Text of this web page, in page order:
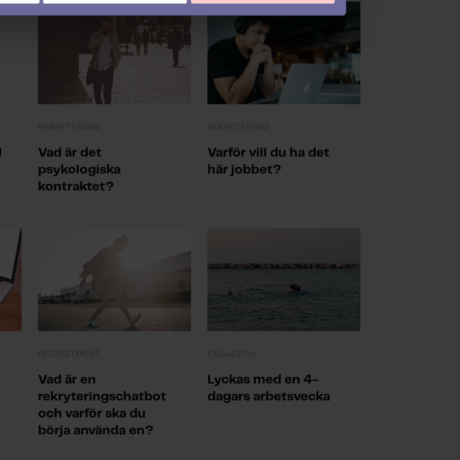
Vad är det
psykologiska
kontraktet?
Varför vill du ha det
här jobbet?
Vad är en
rekryteringschatbot
och varför ska du
börja använda en?
Lyckas med en 4-
dagars arbetsvecka